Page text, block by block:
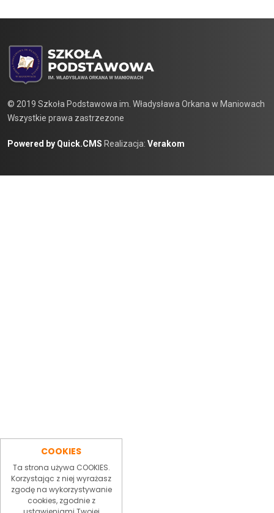
COOKIES
Ta strona używa COOKIES.
Korzystając z niej wyrażasz
zgodę na wykorzystywanie
cookies, zgodnie z
© 2019 Szkoła Podstawowa im. Władysława Orkana w Maniowach
Wszystkie prawa zastrzezone
Powered by Quick.CMS Realizacja: Verakom